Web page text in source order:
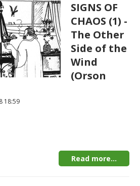
SIGNS OF
CHAOS (1) -
The Other
Side of the
Wind
(Orson
18:59
Read more...